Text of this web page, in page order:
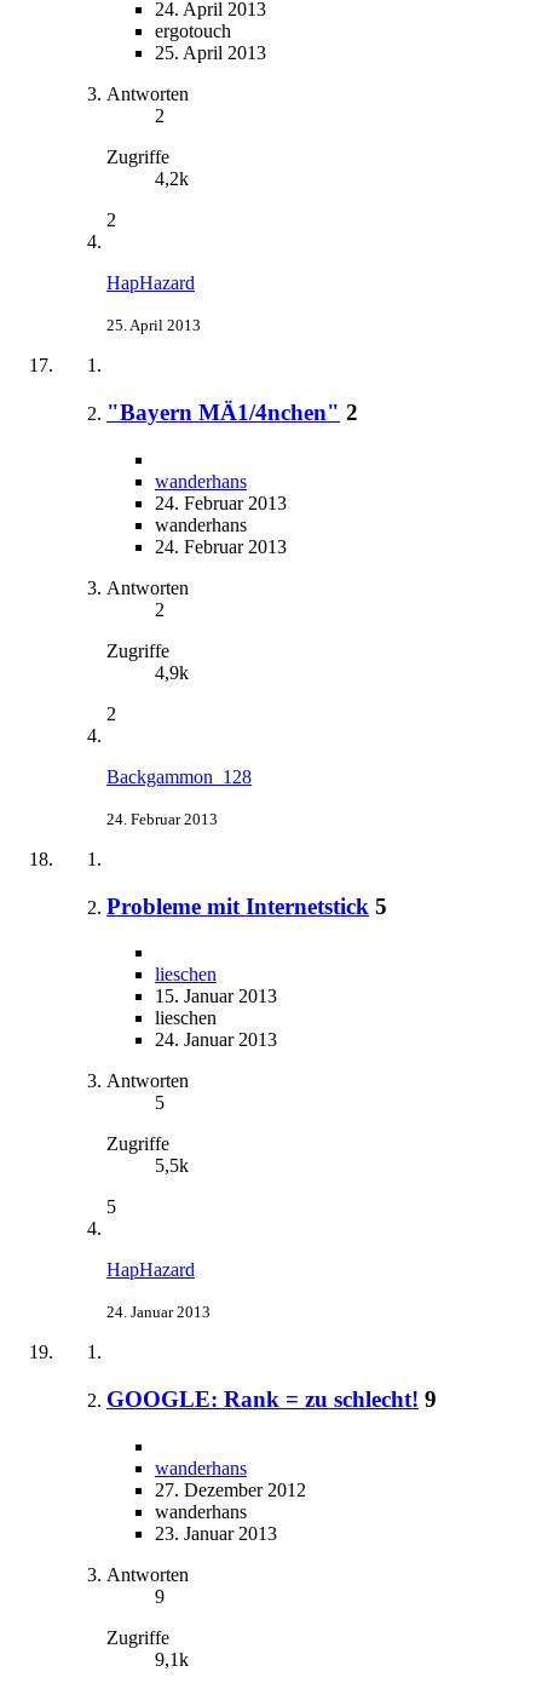
24. April 2013
ergotouch
25. April 2013
Antworten
2
Zugriffe
4,2k
2
HapHazard
25. April 2013
"Bayern MÄ1/4nchen" 2
wanderhans
24. Februar 2013
wanderhans
24. Februar 2013
Antworten
2
Zugriffe
4,9k
2
Backgammon_128
24. Februar 2013
Probleme mit Internetstick 5
lieschen
15. Januar 2013
lieschen
24. Januar 2013
Antworten
5
Zugriffe
5,5k
5
HapHazard
24. Januar 2013
GOOGLE: Rank = zu schlecht! 9
wanderhans
27. Dezember 2012
wanderhans
23. Januar 2013
Antworten
9
Zugriffe
9,1k